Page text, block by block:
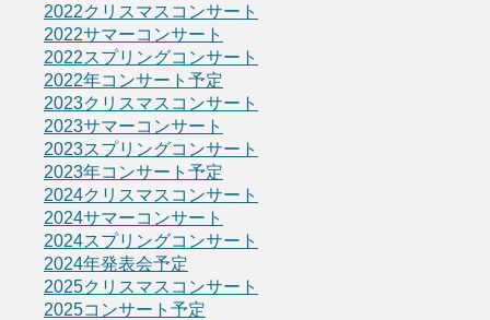
2022クリスマスコンサート
2022サマーコンサート
2022スプリングコンサート
2022年コンサート予定
2023クリスマスコンサート
2023サマーコンサート
2023スプリングコンサート
2023年コンサート予定
2024クリスマスコンサート
2024サマーコンサート
2024スプリングコンサート
2024年発表会予定
2025クリスマスコンサート
2025コンサート予定